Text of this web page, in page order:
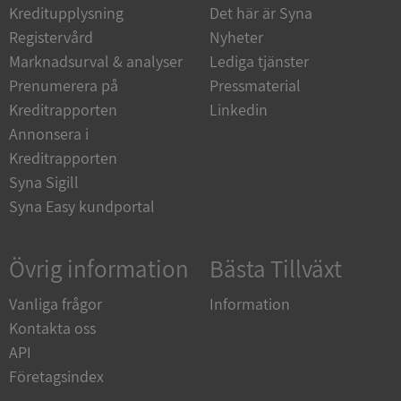
Kreditupplysning
Registervård
Marknadsurval & analyser
Prenumerera på
Kreditrapporten
Annonsera i
Kreditrapporten
Syna Sigill
Syna Easy kundportal
Det här är Syna
Nyheter
Lediga tjänster
Pressmaterial
Linkedin
Övrig information
Vanliga frågor
Kontakta oss
API
Företagsindex
Bästa Tillväxt
Information
Strikt nödvändiga kakor tillåter
kärnwebbplatsfunktioner som användarinloggning
och kontohantering. Webbplatsen kan inte
användas ordentligt utan strikt nödvändiga cookies.
Namn
Leverantör
__RequestVerificationToken
VISITOR_PRIVACY_METADATA
Privacy Policy